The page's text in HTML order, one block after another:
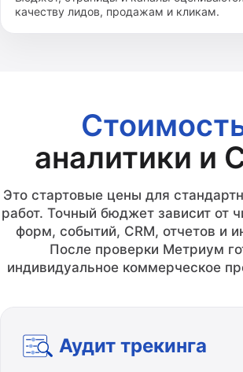
качеству лидов, продажам и кликам.
аналитики и
Это стартовые цены для
работ. Точный бюджет зависит от
форм, событий, CRM, отчетов и
После проверки Метриум
индивидуальное коммерческое
Аудит трекинга